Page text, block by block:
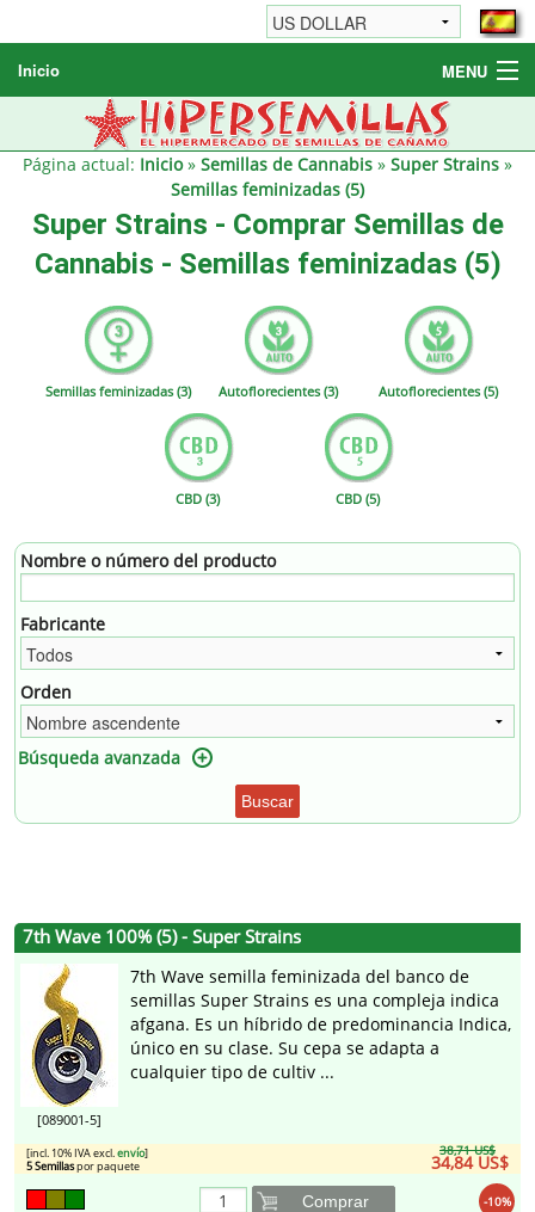
Inicio MENU
Semillas de cannabis
Otros productos
Revendedores
Página actual: Inicio» Semillas de Cannabis » Super Strains »
Semillas feminizadas (5)
Super Strains - Comprar Semillas de
Cannabis - Semillas feminizadas (5)
Semillas feminizadas (3) Autoflorecientes (3) Autoflorecientes (5)
CBD (3) CBD (5)
Nombre o número del producto
Fabricante
Orden
Búsqueda avanzada
Buscar
7th Wave 100% (5) - Super Strains
[089001-5]
7th Wave semilla feminizada del banco de
semillas Super Strains es una compleja indica
afgana. Es un híbrido de predominancia Indica,
único en su clase. Su cepa se adapta a
cualquier tipo de cultiv ...
38,71 US$
34,84 US$
[incl. 10% IVA excl.envío]
5 Semillaspor paquete
-10%
Comprar